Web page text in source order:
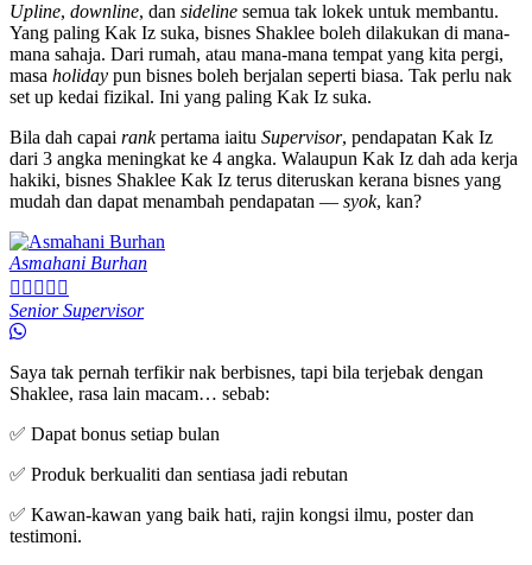
Upline, downline, dan sideline semua tak lokek untuk membantu.
Yang paling Kak Iz suka, bisnes Shaklee boleh dilakukan di mana-
mana sahaja. Dari rumah, atau mana-mana tempat yang kita pergi,
masa holiday pun bisnes boleh berjalan seperti biasa. Tak perlu nak
set up kedai fizikal. Ini yang paling Kak Iz suka.
Bila dah capai rankpertama iaitu Supervisor, pendapatan Kak Iz
dari 3 angka meningkat ke 4 angka. Walaupun Kak Iz dah ada kerja
hakiki, bisnes Shaklee Kak Iz terus diteruskan kerana bisnes yang
mudah dan dapat menambah pendapatan — syok, kan?
Asmahani Burhan
    
Senior Supervisor
Saya tak pernah terfikir nak berbisnes, tapi bila terjebak dengan
Shaklee, rasa lain macam… sebab:
✅ Dapat bonus setiap bulan
✅ Produk berkualiti dan sentiasa jadi rebutan
✅ Kawan-kawan yang baik hati, rajin kongsi ilmu, poster dan
testimoni.